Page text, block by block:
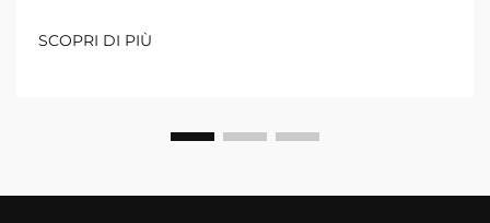
SCOPRI DI PIÙ